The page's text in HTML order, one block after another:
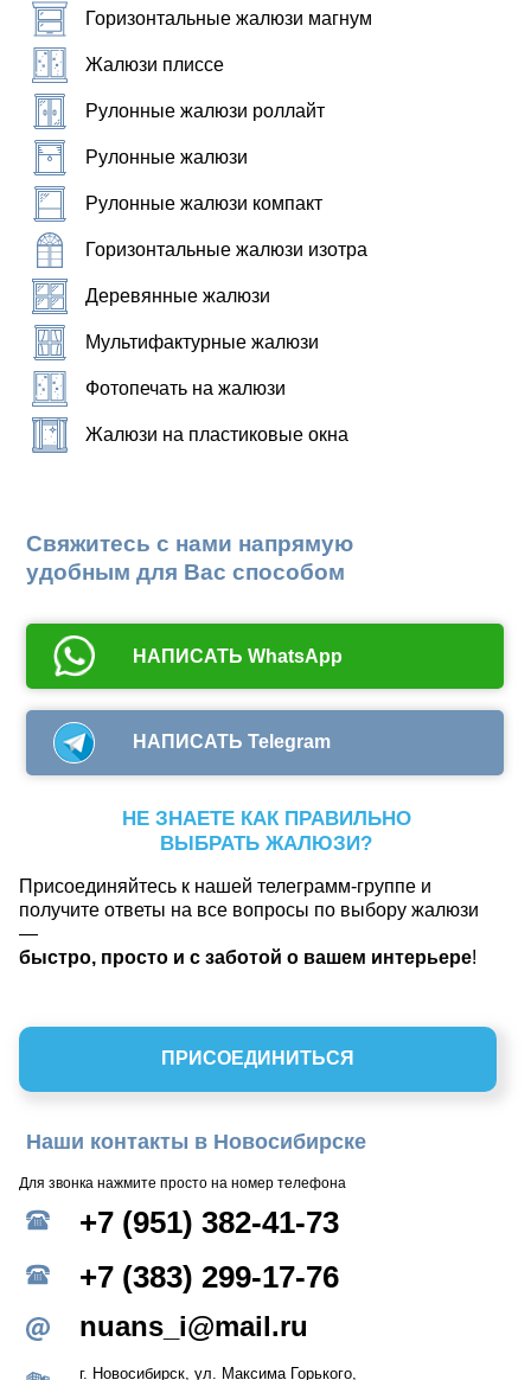
Деревянные жалюзи
Рулонные жалюзи компакт
Рулонные жалюзи
Рулонные жалюзи роллайт
Жалюзи на пластиковые окна
Мультифактурные жалюзи
Горизонтальные жалюзи изотра
Горизонтальные жалюзи магнум
Фотопечать на жалюзи
Жалюзи плиссе
НЕ ЗНАЕТЕ КАК ПРАВИЛЬНО
ВЫБРАТЬ ЖАЛЮЗИ?
Присоединяйтесь к нашей телеграмм-группе и
получите ответы на все вопросы по выбору жалюзи
—
быстро, просто и с заботой о вашем интерьере!
НАПИСАТЬ Telegram
+7 (951) 382-41-73
+7 (383) 299-17-76
nuans_i@mail.ru
г. Новосибирск, ул. Максима Горького,
Наши контакты в Новосибирске
Свяжитесь с нами напрямую
удобным для Вас способом
НАПИСАТЬ WhatsApp
Для звонка нажмите просто на номер телефона
ПРИСОЕДИНИТЬСЯ